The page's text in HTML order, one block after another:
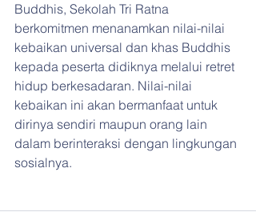
Buddhis, Sekolah Tri Ratna
berkomitmen menanamkan nilai-nilai
kebaikan universal dan khas Buddhis
kepada peserta didiknya melalui retret
hidup berkesadaran. Nilai-nilai
kebaikan ini akan bermanfaat untuk
dirinya sendiri maupun orang lain
dalam berinteraksi dengan lingkungan
sosialnya.